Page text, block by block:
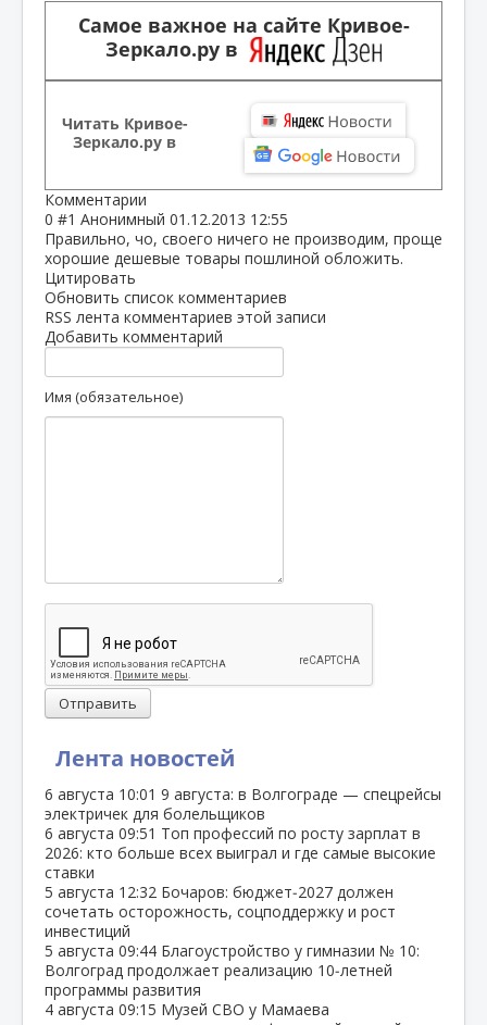
Лента новостей
6 августа 10:01 9 августа: в Волгограде — спецрейсы
электричек для болельщиков
6 августа 09:51 Топ профессий по росту зарплат в
2026: кто больше всех выиграл и где самые высокие
ставки
5 августа 12:32 Бочаров: бюджет‑2027 должен
сочетать осторожность, соцподдержку и рост
инвестиций
5 августа 09:44 Благоустройство у гимназии № 10:
Волгоград продолжает реализацию 10‑летней
программы развития
4 августа 09:15 Музей СВО у Мамаева
Самое важное на сайте Кривое-
Зеркало.ру в
Читать Кривое-
Зеркало.ру в
Комментарии
0 #1 Анонимный 01.12.2013 12:55
Правильно, чо, своего ничего не производим, проще
хорошие дешевые товары пошлиной обложить.
Цитировать
Обновить список комментариев
RSS лента комментариев этой записи
Добавить комментарий
Имя (обязательное)
Отправить